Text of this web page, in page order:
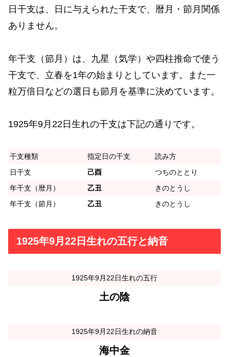
日干支は、日に与えられた干支で、暦月・節月関係
ありません。
年干支（節月）は、九星（気学）や四柱推命で使う
干支で、立春を1年の始まりとしています。また一
粒万倍日などの選日も節月を基準に決めています。
1925年9月22日生れの干支は下記の通りです。
干支種類 指定日の干支
読み方
日干支
己酉
つちのととり
年干支（暦月）
乙丑
きのとうし
年干支（節月）
乙丑 きのとうし
1925年9月22日生れの五行と納音
1925年9月22日生れの五行
土の陰
1925年9月22日生れの納音
海中金